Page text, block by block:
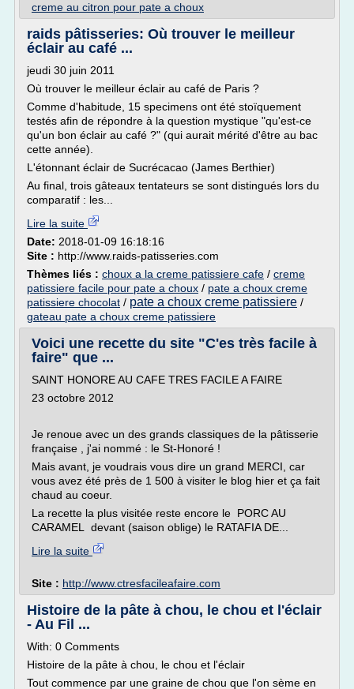
creme au citron pour pate a choux
raids pâtisseries: Où trouver le meilleur
éclair au café ...
jeudi 30 juin 2011
Où trouver le meilleur éclair au café de Paris ?
Comme d'habitude, 15 specimens ont été stoïquement
testés afin de répondre à la question mystique "qu'est-ce
qu'un bon éclair au café ?" (qui aurait mérité d'être au bac
cette année).
L'étonnant éclair de Sucrécacao (James Berthier)
Au final, trois gâteaux tentateurs se sont distingués lors du
comparatif : les...
Lire la suite
Date: 2018-01-09 16:18:16
Site : http://www.raids-patisseries.com
Thèmes liés : choux a la creme patissiere cafe / creme
patissiere facile pour pate a choux / pate a choux creme
patissiere chocolat / pate a choux creme patissiere /
gateau pate a choux creme patissiere
Voici une recette du site "C'es très facile à
faire" que ...
SAINT HONORE AU CAFE TRES FACILE A FAIRE
23 octobre 2012
Je renoue avec un des grands classiques de la pâtisserie
française , j'ai nommé : le St-Honoré !
Mais avant, je voudrais vous dire un grand MERCI, car
vous avez été près de 1 500 à visiter le blog hier et ça fait
chaud au coeur.
La recette la plus visitée reste encore le PORC AU
CARAMEL devant (saison oblige) le RATAFIA DE...
Lire la suite
Site : http://www.ctresfacileafaire.com
Histoire de la pâte à chou, le chou et l'éclair
- Au Fil ...
With: 0 Comments
Histoire de la pâte à chou, le chou et l'éclair
Tout commence par une graine de chou que l'on sème en